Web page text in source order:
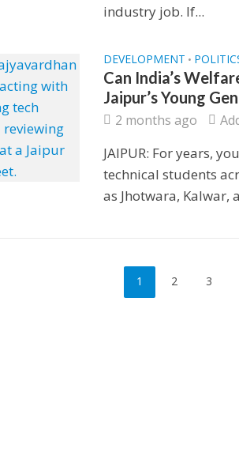
industry job. If...
DEVELOPMENT •
Can India’s
Jaipur’s Young
2 months ago
JAIPUR: For years,
technical students
as Jhotwara, Kalwar,
1 2 3